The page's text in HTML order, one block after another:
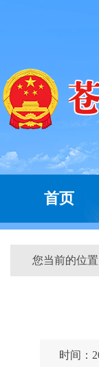
首页
您当前的位置
时间：